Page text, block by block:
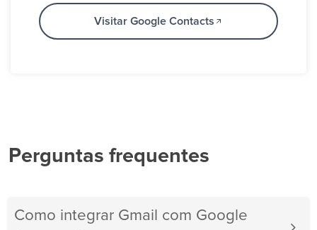
Visitar Google Contacts
Perguntas frequentes
Como integrar Gmail com Google